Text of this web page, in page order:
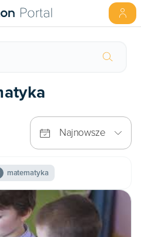
Najnowsze
matematyka